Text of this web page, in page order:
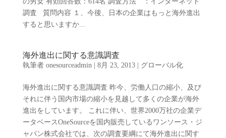
調査 質問内容 １、今後、日本の企業はもっと海外進出
すると思いますか...
海外進出に関する意識調査
執筆者 onesourceadmin| 8月 23, 2013| グローバル化
海外進出に関する意識調査 昨今、労働人口の縮小、及び
それに伴う国内市場の縮小を見越して多くの企業が海外
進出をしています。 これに伴い、世界2000万社の企業デ
ータベースOneSourceを国内販売しているワンソース・ジ
ャパン株式会社では、次の調査要綱にて海外進出に関す